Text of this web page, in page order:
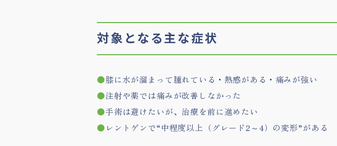
対象となる主な症状
●膝に水が溜まって腫れている・熱感がある・痛みが強い
●注射や薬では痛みが改善しなかった
●手術は避けたいが、治療を前に進めたい
● レントゲンで“中程度以上（グレード2～4）の変形”がある